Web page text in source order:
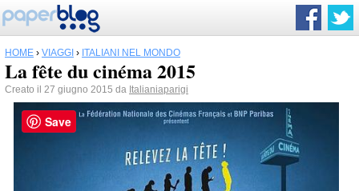
HOME › VIAGGI › ITALIANI NEL MONDO
La fête du cinéma 2015
Creato il 27 giugno 2015 da Italianiaparigi
Save